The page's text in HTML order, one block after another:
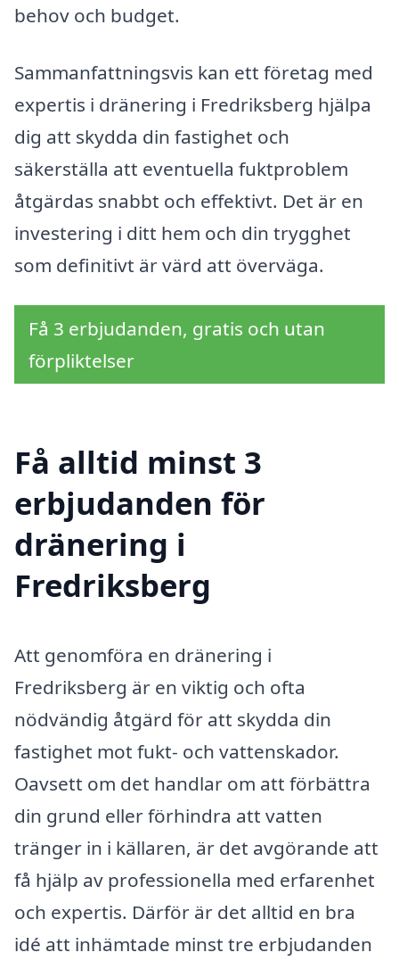
behov och budget.
Sammanfattningsvis kan ett företag med
expertis i dränering i Fredriksberg hjälpa
dig att skydda din fastighet och
säkerställa att eventuella fuktproblem
åtgärdas snabbt och effektivt. Det är en
investering i ditt hem och din trygghet
som definitivt är värd att överväga.
Få 3 erbjudanden, gratis och utan
förpliktelser
Få alltid minst 3
erbjudanden för
dränering i
Fredriksberg
Att genomföra en dränering i
Fredriksberg är en viktig och ofta
nödvändig åtgärd för att skydda din
fastighet mot fukt- och vattenskador.
Oavsett om det handlar om att förbättra
din grund eller förhindra att vatten
tränger in i källaren, är det avgörande att
få hjälp av professionella med erfarenhet
och expertis. Därför är det alltid en bra
idé att inhämtade minst tre erbjudanden